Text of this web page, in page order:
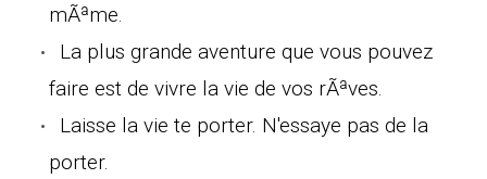
mÃªme.
La plus grande aventure que vous pouvez
faire est de vivre la vie de vos rÃªves.
Laisse la vie te porter. N'essaye pas de la
porter.